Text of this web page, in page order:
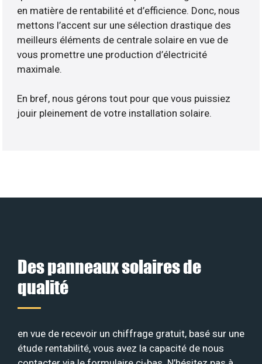
en matière de rentabilité et d’efficience. Donc, nous
mettons l’accent sur une sélection drastique des
meilleurs éléments de centrale solaire en vue de
vous promettre une production d’électricité
maximale.
En bref, nous gérons tout pour que vous puissiez
jouir pleinement de votre installation solaire.
Des panneaux solaires de
qualité
en vue de recevoir un chiffrage gratuit, basé sur une
étude rentabilité, vous avez la capacité de nous